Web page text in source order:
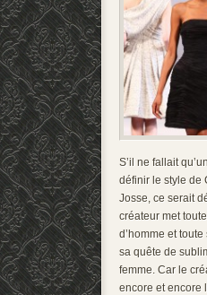
S’il ne fallait
définir le style de
Josse, ce serait
créateur met
d’homme et
sa quête de
femme. Car le
encore et encore